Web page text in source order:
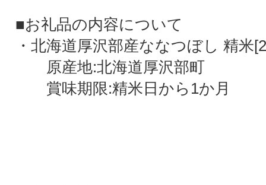
■お礼品の内容について
・北海道厚沢部産ななつぼし 精米
原産地:北海道厚沢部町
賞味期限:精米日から1か月